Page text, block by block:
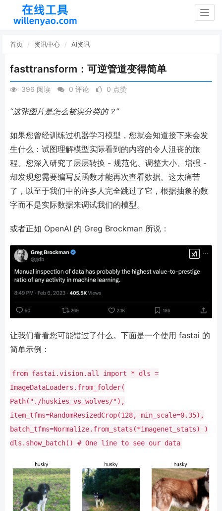
首页 资讯中心 AI资讯
fasttransform：可逆管道变得简单
396 阅读 0 评论 0 点赞
“这张图片是怎么被误分类的？”
如果您曾经训练过机器学习模型，您就会知道接下来会发
生什么：试图理解模型实际看到的内容的令人沮丧的旅
程。您深入研究了层层转换 - 规范化、调整大小、增强 -
却发现您需要编写反函数才能再次查看数据。这太痛苦
了，以至于我们中的许多人完全跳过了它，根据抽象的数
字而不是实际数据来调试我们的模型。
或者正如 OpenAI 的 Greg Brockman 所说：
让我们看看您可能错过了什么。下面是一个使用 fastai 的
简单示例：
from fastai.vision. all import * dls =
ImageDataLoaders.from_folder(
Path( "./huskies_vs_wolves/"),
item_tfms=RandomResizedCrop(128, min_scale=0.35),
batch_tfms=Normalize.from_stats(*imagenet_stats)
)
dls.show_batch() # One line to see our data